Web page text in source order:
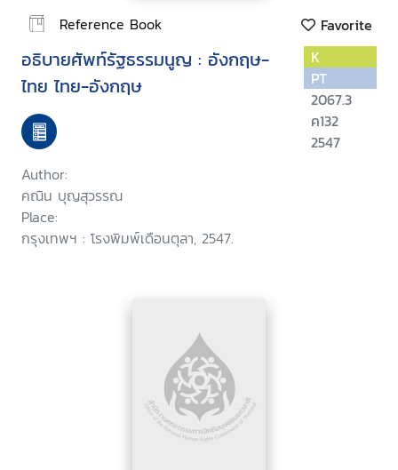
Reference Book Favorite
อธิบายศัพท์รัฐธรรมนูญ : อังกฤษ-
ไทย ไทย-อังกฤษ
Author:
คณิน บุญสุวรรณ
Place:
กรุงเทพฯ : โรงพิมพ์เดือนตุลา, 2547.
K
PT
2067.3
ค132
2547